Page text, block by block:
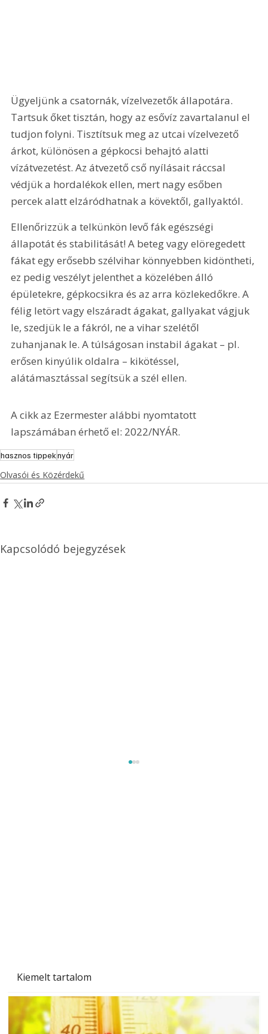
Kiemelt tartalom
Ügyeljünk a csatornák, vízelvezetők állapotára.
Tartsuk őket tisztán, hogy az esővíz zavartalanul el
tudjon folyni. Tisztítsuk meg az utcai vízelvezető
árkot, különösen a gépkocsi behajtó alatti
vízátvezetést. Az átvezető cső nyílásait ráccsal
védjük a hordalékok ellen, mert nagy esőben
percek alatt elzáródhatnak a kövektől, gallyaktól.
Ellenőrizzük a telkünkön levő fák egészségi
állapotát és stabilitását! A beteg vagy elöregedett
fákat egy erősebb szélvihar könnyebben kidöntheti,
ez pedig veszélyt jelenthet a közelében álló
épületekre, gépkocsikra és az arra közlekedőkre. A
félig letört vagy elszáradt ágakat, gallyakat vágjuk
le, szedjük le a fákról, ne a vihar szelétől
zuhanjanak le. A túlságosan instabil ágakat – pl.
erősen kinyúlik oldalra – kikötéssel,
alátámasztással segítsük a szél ellen.
A cikk az Ezermester alábbi nyomtatott
lapszámában érhető el: 2022/NYÁR.
hasznos tippeknyár
Olvasói és Közérdekű
Kapcsolódó bejegyzések